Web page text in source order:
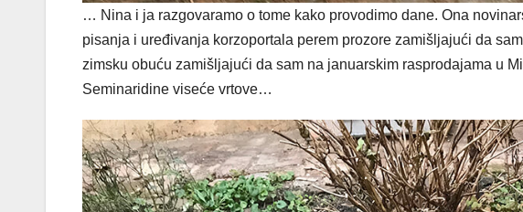
… Nina i ja razgovaramo o tome kako provodimo dane. Ona
pisanja i uređivanja korzoportala perem prozore zamišljajući da
zimsku obuću zamišljajući da sam na januarskim rasprodajama u
Seminaridine viseće vrtove…